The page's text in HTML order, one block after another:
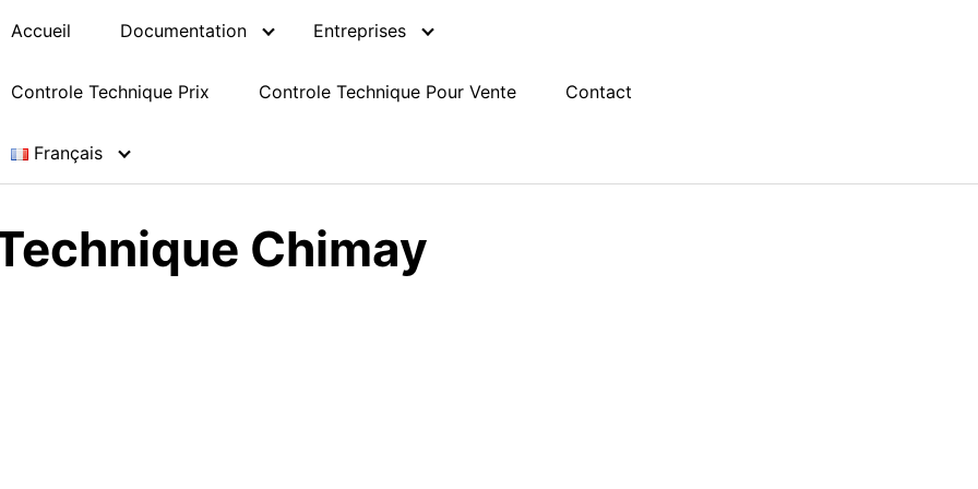
Accueil Documentation Entreprises
Controle Technique Prix Controle Technique Pour Vente Contact
Français
Chimay